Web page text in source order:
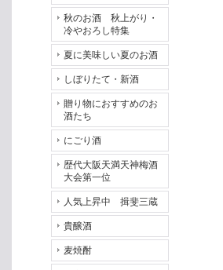
秋のお酒 秋上がり・
冷やおろし特集
夏に美味しい夏のお酒
しぼりたて・新酒
贈り物におすすめのお
酒たち
にごり酒
歴代大阪天満天神梅酒
大会第一位
人気上昇中 揖斐三蔵
貴醸酒
麦焼酎